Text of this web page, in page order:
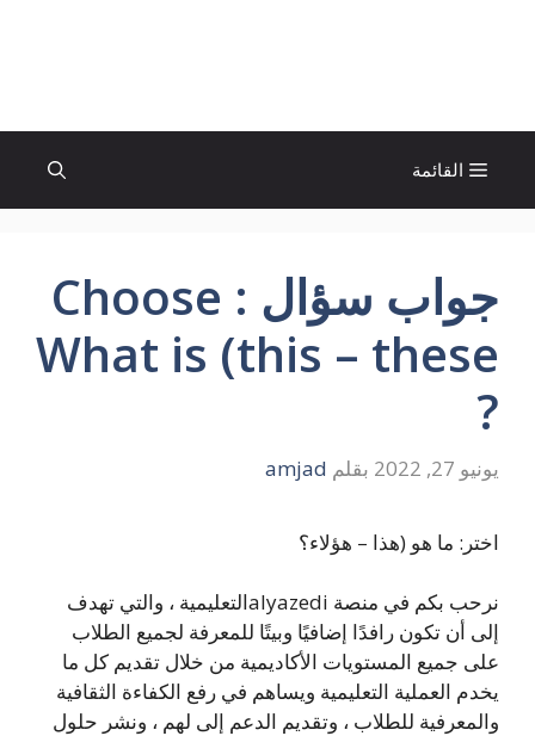
القائمة
جواب سؤال Choose :
What is (this – these
?
يونيو 27, 2022 بقلم amjad
اختر: ما هو (هذا – هؤلاء؟
نرحب بكم في منصة alyazediالتعليمية ، والتي تهدف
إلى أن تكون رافدًا إضافيًا وبيتًا للمعرفة لجميع الطلاب
على جميع المستويات الأكاديمية من خلال تقديم كل ما
يخدم العملية التعليمية ويساهم في رفع الكفاءة الثقافية
والمعرفية للطلاب ، وتقديم الدعم إلى لهم ، ونشر حلول